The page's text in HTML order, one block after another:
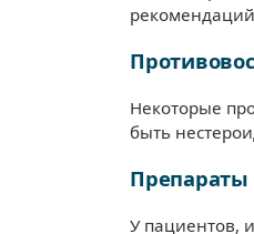
Некоторые
быть
Препараты
У пациентов,